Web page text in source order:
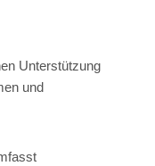
Unterstützung
und